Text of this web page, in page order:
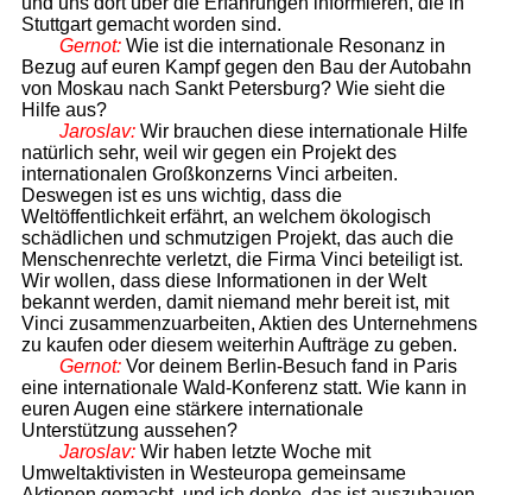
Stuttgart gemacht worden sind.
Gernot:Wie ist die internationale Resonanz in
Bezug auf euren Kampf gegen den Bau der Autobahn
von Moskau nach Sankt Petersburg? Wie sieht die
Hilfe aus?
Jaroslav:Wir brauchen diese internationale Hilfe
natürlich sehr, weil wir gegen ein Projekt des
internationalen Großkonzerns Vinci arbeiten.
Deswegen ist es uns wichtig, dass die
Weltöffentlichkeit erfährt, an welchem ökologisch
schädlichen und schmutzigen Projekt, das auch die
Menschenrechte verletzt, die Firma Vinci beteiligt ist.
Wir wollen, dass diese Informationen in der Welt
bekannt werden, damit niemand mehr bereit ist, mit
Vinci zusammenzuarbeiten, Aktien des Unternehmens
zu kaufen oder diesem weiterhin Aufträge zu geben.
Gernot:Vor deinem Berlin-Besuch fand in Paris
eine internationale Wald-Konferenz statt. Wie kann in
euren Augen eine stärkere internationale
Unterstützung aussehen?
Jaroslav:Wir haben letzte Woche mit
Umweltaktivisten in Westeuropa gemeinsame